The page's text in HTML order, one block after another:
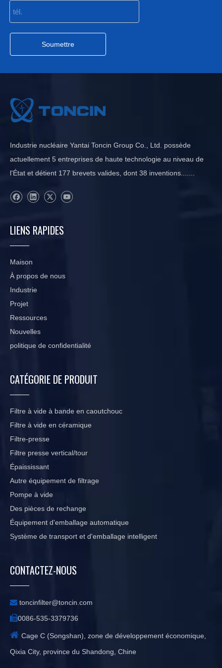
Soumettre
Industrie nucléaire Yantai Toncin Group Co., Ltd. possède
actuellement 5 entreprises de haute technologie au niveau de
l'État et détient 177 brevets valides, dont 38 inventions.......
LIENS RAPIDES
Maison
À propos de nous
Industrie
Projet
Ressources
Nouvelles
politique de confidentialité
CATÉGORIE DE PRODUIT
Filtre à vide à bande en caoutchouc
Filtre à vide en céramique
Filtre-presse
Filtre presse vertical/tour
Épaississant
Autre équipement de filtrage
Pompe à vide
Des pièces de rechange
Équipement d'emballage automatique
Système de transport et d'emballage intelligent
CONTACTEZ-NOUS
 toncinfilter@toncin.com
0086-535-3379736
 Cage C (Songshan), zone de développement économique,
Qixia City, province du Shandong, Chine